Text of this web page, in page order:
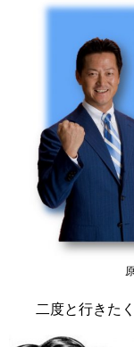
二度と行きた